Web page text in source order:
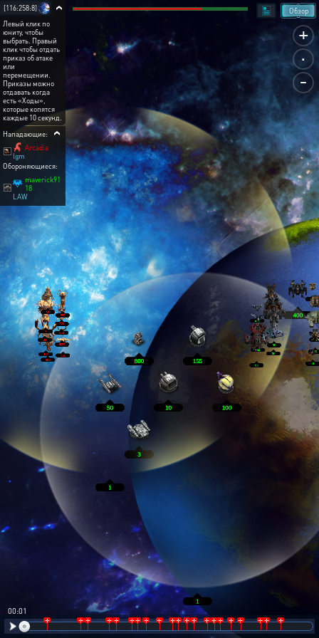
+
.
-
Обзор
[116:258:8]
Левый клик по
юниту, чтобы
выбрать. Правый
клик чтобы отдать
приказ об атаке
или
перемещении.
Приказы можно
отдавать когда
есть «Ходы»,
которые копятся
каждые 10 секунд.
Нападающие:
Arcadia
lgm
Обороняющиеся:
maverick91
18
LAW
00:02